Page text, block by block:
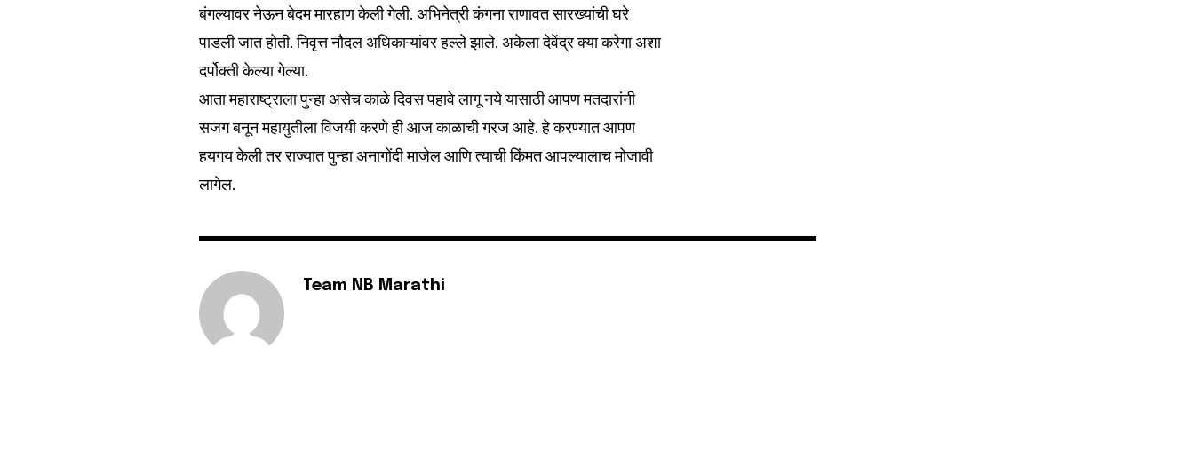
बंगल्यावर नेऊन बेदम मारहाण केली गेली. अभिनेत्री कंगना राणावत सारख्यांची घरे
पाडली जात होती. निवृत्त नौदल अधिकाऱ्यांवर हल्ले झाले. अकेला देवेंद्र क्या करेगा अशा
दर्पोक्ती केल्या गेल्या.
आता महाराष्ट्राला पुन्हा असेच काळे दिवस पहावे लागू नये यासाठी आपण मतदारांनी
सजग बनून महायुतीला विजयी करणे ही आज काळाची गरज आहे. हे करण्यात आपण
हयगय केली तर राज्यात पुन्हा अनागोंदी माजेल आणि त्याची किंमत आपल्यालाच मोजावी
लागेल.
Team NB Marathi